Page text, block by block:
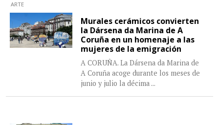
ARTE
Murales cerámicos convierten
la Dársena da Marina de A
Coruña en un homenaje a las
mujeres de la emigración
A CORUÑA. La Dársena da Marina de
A Coruña acoge durante los meses de
junio y julio la décima ...